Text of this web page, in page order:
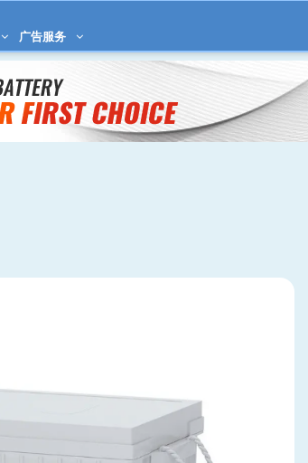
广告服务